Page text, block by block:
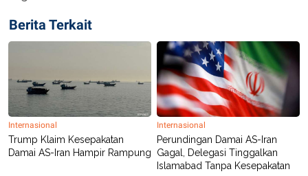
Berita Terkait
Internasional
Trump Klaim Kesepakatan
Damai AS-Iran Hampir Rampung
Internasional
Perundingan Damai AS-Iran
Gagal, Delegasi Tinggalkan
Islamabad Tanpa Kesepakatan